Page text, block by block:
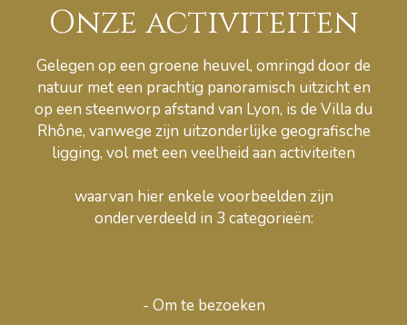
Onze activiteiten
Gelegen op een groene heuvel, omringd door de
natuur met een prachtig panoramisch uitzicht en
op een steenworp afstand van Lyon, is de Villa du
Rhône, vanwege zijn uitzonderlijke geografische
ligging, vol met een veelheid aan activiteiten
waarvan hier enkele voorbeelden zijn
onderverdeeld in 3 categorieën:
- Om te bezoeken